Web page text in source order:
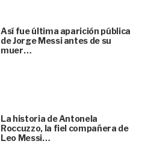
Así fue última aparición pública
de Jorge Messi antes de su
muer…
La historia de Antonela
Roccuzzo, la fiel compañera de
Leo Messi…